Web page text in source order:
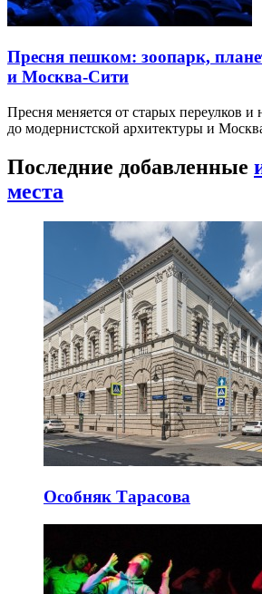
Пресня пешком: зоопарк,
и Москва-Сити
Пресня меняется от старых переулков
до модернистской архитектуры и
Последние добавленные
места
Особняк Тарасова